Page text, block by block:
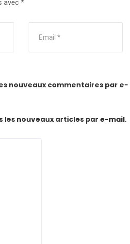
avec *
nouveaux commentaires par e-
les nouveaux articles par e-mail.